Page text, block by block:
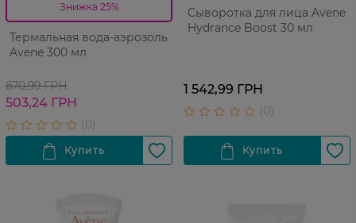
Знижка 25%
Термальная вода-аэрозоль
Avene 300 мл
670,99 ГРН
503,24 ГРН
Сыворотка для лица Avene
Hydrance Boost 30 мл
1 542,99 ГРН